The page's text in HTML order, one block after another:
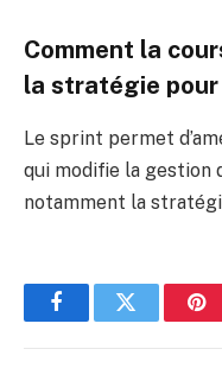
Comment la
la stratégie pour
Le sprint permet
qui modifie la gestion
notamment la
FacebookTwitter